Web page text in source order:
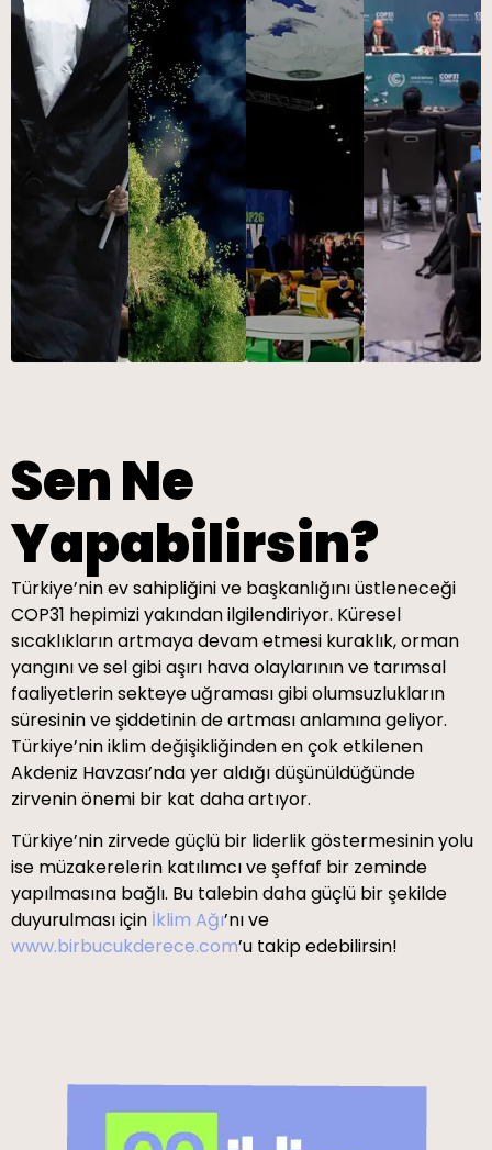
Sen Ne
Yapabilirsin?
Türkiye’nin ev sahipliğini ve başkanlığını üstleneceği
COP31 hepimizi yakından ilgilendiriyor. Küresel
sıcaklıkların artmaya devam etmesi kuraklık, orman
yangını ve sel gibi aşırı hava olaylarının ve tarımsal
faaliyetlerin sekteye uğraması gibi olumsuzlukların
süresinin ve şiddetinin de artması anlamına geliyor.
Türkiye’nin iklim değişikliğinden en çok etkilenen
Akdeniz Havzası’nda yer aldığı düşünüldüğünde
zirvenin önemi bir kat daha artıyor.
Türkiye’nin zirvede güçlü bir liderlik göstermesinin yolu
ise müzakerelerin katılımcı ve şeffaf bir zeminde
yapılmasına bağlı. Bu talebin daha güçlü bir şekilde
duyurulması için İklim Ağı’nı ve
www.birbucukderece.com’u takip edebilirsin!